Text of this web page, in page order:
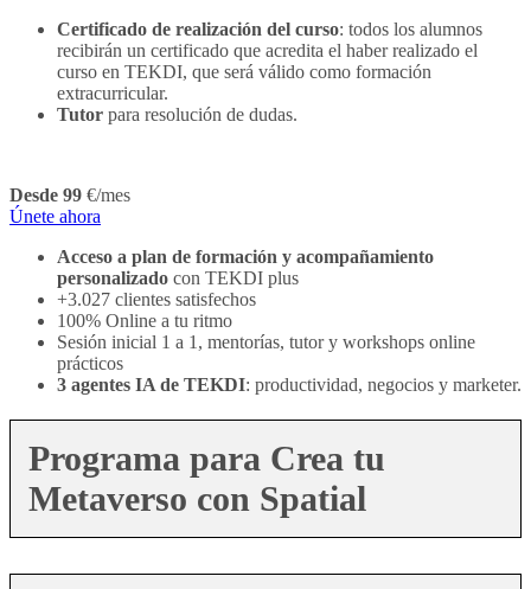
Certificado de realización del curso: todos los alumnos
recibirán un certificado que acredita el haber realizado el
curso en TEKDI, que será válido como formación
extracurricular.
Tutor para resolución de dudas.
Desde 99 €/mes
Únete ahora
Acceso a plan de formación y acompañamiento
personalizado con TEKDI plus
+3.027 clientes satisfechos
100% Online a tu ritmo
Sesión inicial 1 a 1, mentorías, tutor y workshops online
prácticos
3 agentes IA de TEKDI: productividad, negocios y marketer.
Programa para Crea tu
Metaverso con Spatial